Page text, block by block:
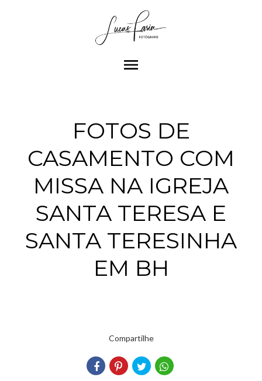
menu
FOTOS DE
CASAMENTO COM
MISSA NA IGREJA
SANTA TERESA E
SANTA TERESINHA
EM BH
Compartilhe